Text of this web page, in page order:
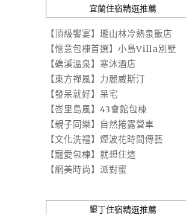
宜蘭住宿精選推薦
【頂級饗宴】瓏山林冷熱泉飯店
【愜意包棟首選】小島Villa別墅
【礁溪溫泉】寒沐酒店
【東方禪風】力麗威斯汀
【發呆就好】呆宅
【峇里島風】43會館包棟
【親子同樂】自然捲露營車
【文化洗禮】煙波花時間傳藝
【寵愛包棟】就想住這
【網美時尚】派對蜜
墾丁住宿精選推薦